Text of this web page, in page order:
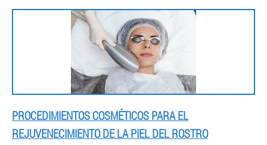
PROCEDIMIENTOS COSMÉTICOS PARA EL
REJUVENECIMIENTO DE LA PIEL DEL ROSTRO